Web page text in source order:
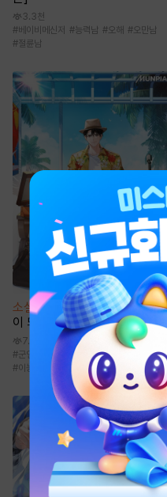
3.3천
#베이비메신저 #능력남 #오해 #오만남
#절륜남
소설 인벤토리로 암시장의 거물
이 되었다.
7.7만
#군인 현대판타지 #용병 #
#이능력